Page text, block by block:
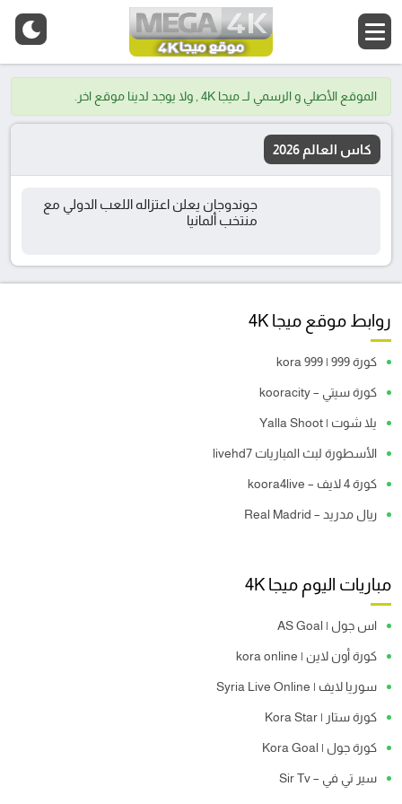
الموقع الأصلي و الرسمي لــ ميجا 4K , ولا يوجد لدينا موقع اخر.
كاس العالم 2026
جوندوجان يعلن اعتزاله اللعب الدولي مع
منتخب ألمانيا
روابط موقع ميجا 4K
كورة 999 | kora 999
كورة سيتي – kooracity
يلا شوت | Yalla Shoot
الأسطورة لبث المباريات livehd7
كورة 4 لايف – koora4live
ريال مدريد – Real Madrid
مباريات اليوم ميجا 4K
اس جول | AS Goal
كورة أون لاين | kora online
سوريا لايف | Syria Live Online
كورة ستار | Kora Star
كورة جول | Kora Goal
سير تي في – Sir Tv